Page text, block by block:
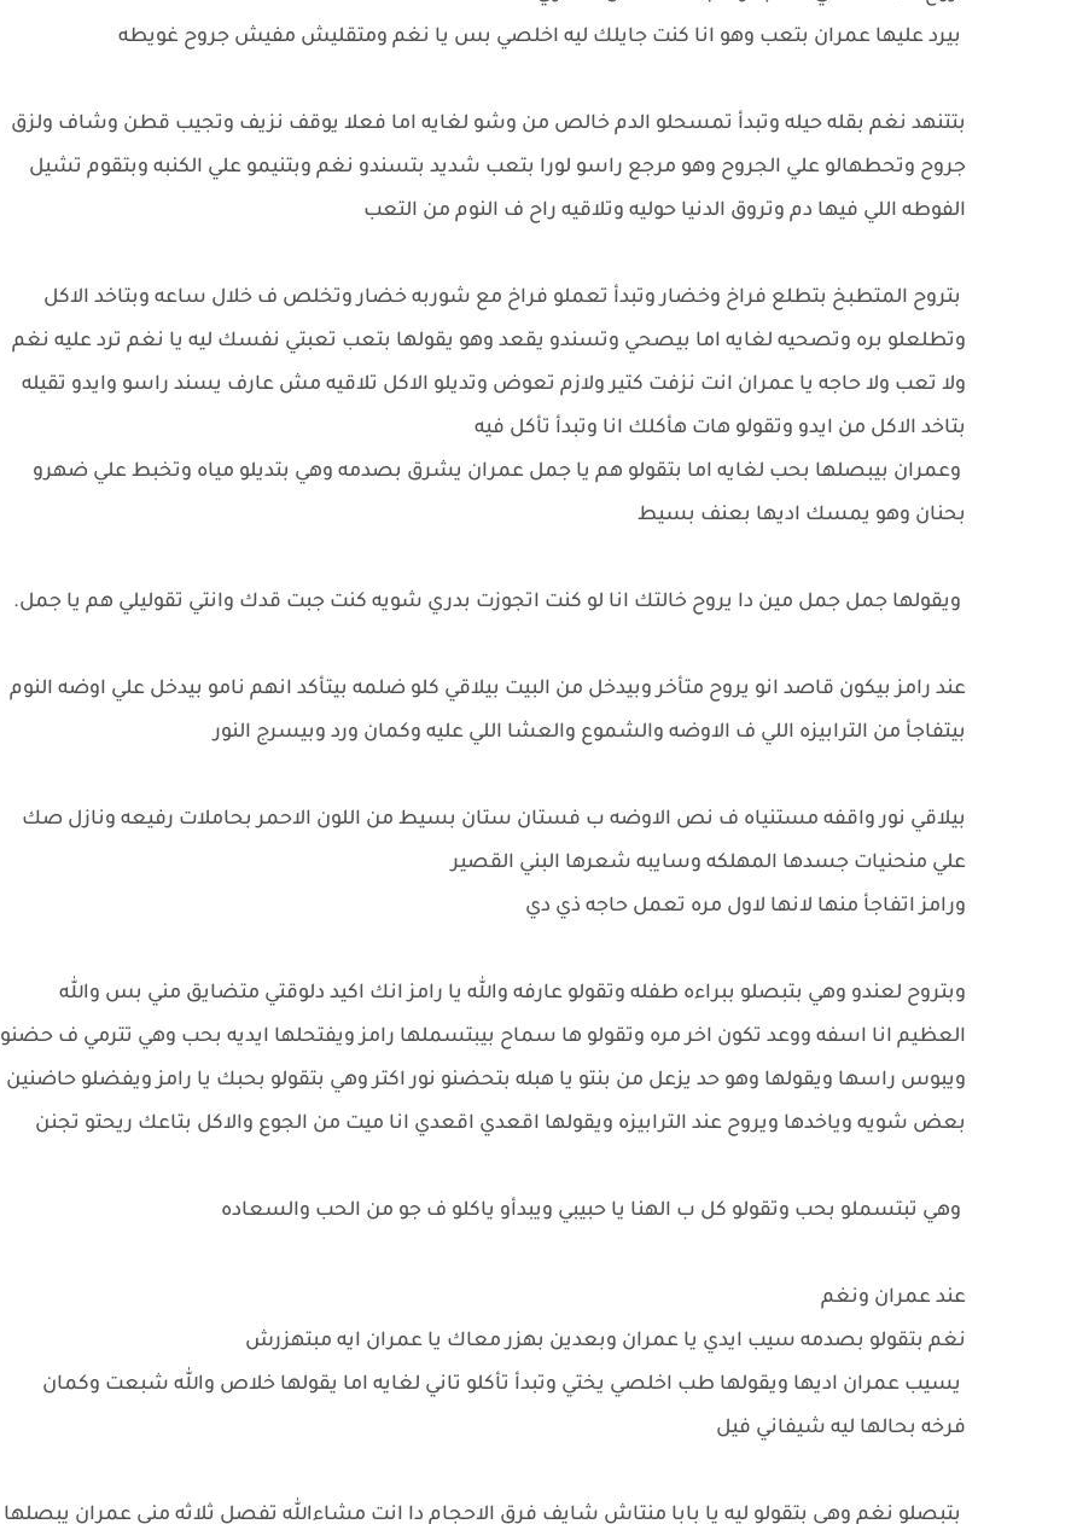
بيرد عليها عمران بتعب وهو انا كنت جايلك ليه اخلصي بس يا نغم ومتقليش مفيش جروح غويطه
بتتنهد نغم بقله حيله وتبدأ تمسحلو الدم خالص من وشو لغايه اما فعلا يوقف نزيف وتجيب قطن وشاف ولزق
جروح وتحطهالو علي الجروح وهو مرجع راسو لورا بتعب شديد بتسندو نغم وبتنيمو علي الكنبه وبتقوم تشيل
الفوطه اللي فيها دم وتروق الدنيا حوليه وتلاقيه راح ف النوم من التعب
بتروح المتطبخ بتطلع فراخ وخضار وتبدأ تعملو فراخ مع شوربه خضار وتخلص ف خلال ساعه وبتاخد الاكل
وتطلعلو بره وتصحيه لغايه اما بيصحي وتسندو يقعد وهو يقولها بتعب تعبتي نفسك ليه يا نغم ترد عليه نغم
ولا تعب ولا حاجه يا عمران انت نزفت كتير ولازم تعوض وتديلو الاكل تلاقيه مش عارف يسند راسو وايدو تقيله
بتاخد الاكل من ايدو وتقولو هات هأكلك انا وتبدأ تأكل فيه
وعمران بيبصلها بحب لغايه اما بتقولو هم يا جمل عمران يشرق بصدمه وهي بتديلو مياه وتخبط علي ضهرو
بحنان وهو يمسك اديها بعنف بسيط
ويقولها جمل جمل مين دا يروح خالتك انا لو كنت اتجوزت بدري شويه كنت جبت قدك وانتي تقوليلي هم يا جمل.
عند رامز بيكون قاصد انو يروح متأخر وبيدخل من البيت بيلاقي كلو ضلمه بيتأكد انهم نامو بيدخل علي اوضه النوم
بيتفاجأ من الترابيزه اللي ف الاوضه والشموع والعشا اللي عليه وكمان ورد وبيسرج النور
بيلاقي نور واقفه مستنياه ف نص الاوضه ب فستان ستان بسيط من اللون الاحمر بحاملات رفيعه ونازل صك
علي منحنيات جسدها المهلكه وسايبه شعرها البني القصير
ورامز اتفاجأ منها لانها لاول مره تعمل حاجه ذي دي
وبتروح لعندو وهي بتبصلو ببراءه طفله وتقولو عارفه والله يا رامز انك اكيد دلوقتي متضايق مني بس والله
العظيم انا اسفه ووعد تكون اخر مره وتقولو ها سماح بيبتسملها رامز ويفتحلها ايديه بحب وهي تترمي ف حضنو
ويبوس راسها ويقولها وهو حد يزعل من بنتو يا هبله بتحضنو نور اكتر وهي بتقولو بحبك يا رامز ويفضلو حاضنين
بعض شويه وياخدها ويروح عند الترابيزه ويقولها اقعدي اقعدي انا ميت من الجوع والاكل بتاعك ريحتو تجنن
وهي تبتسملو بحب وتقولو كل ب الهنا يا حبيبي ويبدأو ياكلو ف جو من الحب والسعاده
عند عمران ونغم
نغم بتقولو بصدمه سيب ايدي يا عمران وبعدين بهزر معاك يا عمران ايه مبتهزرش
يسيب عمران اديها ويقولها طب اخلصي يختي وتبدأ تأكلو تاني لغايه اما يقولها خلاص والله شبعت وكمان
فرخه بحالها ليه شيفاني فيل
بتبصلو نغم وهي بتقولو ليه يا بابا منتاش شايف فرق الاحجام دا انت مشاءالله تفصل ثلاثه مني عمران يبصلها